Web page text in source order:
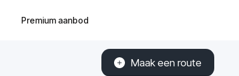
Premium aanbod
Maak een route